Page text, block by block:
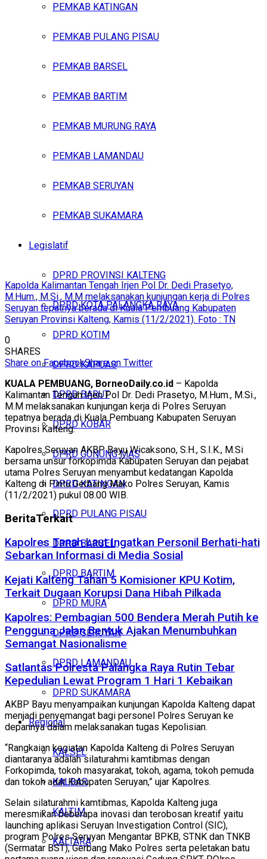
PEMKAB KATINGAN
PEMKAB PULANG PISAU
PEMKAB BARSEL
PEMKAB BARTIM
PEMKAB MURUNG RAYA
PEMKAB LAMANDAU
PEMKAB SERUYAN
PEMKAB SUKAMARA
Legislatif
DPRD PROVINSI KALTENG
DPRD KOTA PALANGKA RAYA
DPRD KOTIM
DPRD KAPUAS
DPRD BARUT
DPRD KOBAR
DPRD GUNUNG MAS
DPRD KATINGAN
DPRD PULANG PISAU
DPRD BARSEL
DPRD BARTIM
DPRD MURA
DPRD SERUYAN
DPRD LAMANDAU
DPRD SUKAMARA
Regional
KALSEL
KALBAR
KALTIM
KALTARA
Kapolda Kalimantan Tengah Irjen Pol Dr. Dedi Prasetyo,
M.Hum., M.Si., M.M melaksanakan kunjungan kerja di Polres
Seruyan tepatnya berada di Kuala Pembuang Kabupaten
Seruyan Provinsi Kalteng, Kamis (11/2/2021). Foto : TN
0
SHARES
Share on FacebookShare on Twitter
KUALA PEMBUANG, BorneoDaily.co.id – Kapolda
Kalimantan Tengah Irjen Pol Dr. Dedi Prasetyo, M.Hum., M.Si.,
M.M melaksanakan kunjungan kerja di Polres Seruyan
tepatnya berada di Kuala Pembuang Kabupaten Seruyan
Provinsi Kalteng.
Kapolres Seruyan AKBP Bayu Wicaksono, S.H., S.I.K., M.Si
bersama unsur forkopimda Kabupaten Seruyan dan pejabat
utama Polres Seruyan menyambut kedatangan Kapolda
Kalteng di Pintu Gerbang Mako Polres Seruyan, Kamis
(11/2/2021) pukul 08.00 WIB.
BeritaTerkait
Kapolres Tanah Laut Ingatkan Personil Berhati-hati
Sebarkan Informasi di Media Sosial
Kejati Kalteng Tahan 5 Komisioner KPU Kotim,
Terkait Dugaan Korupsi Dana Hibah Pilkada
Kapolres: Pembagian 500 Bendera Merah Putih ke
Pengguna Jalan Bentuk Ajakan Menumbuhkan
Semangat Nasionalisme
Satlantas Polresta Palangka Raya Rutin Tebar
Kepedulian Lewat Program 1 Hari 1 Kebaikan
AKBP Bayu menyampaikan kunjungan Kapolda Kalteng dapat
menjadi penyemangat bagi personel Polres Seruyan ke
depannya dalam melaksanakan tugas Kepolisian.
“Rangkaian kegiatan Kapolda Kalteng di Polres Seruyan
diantaranya adalah silaturahmi kamtibmas dengan
Forkopimda, tokoh masyarakat, tokoh, agama, tokoh pemuda
dan tokoh adat Kabupaten Seruyan,” ujar Kapolres.
Selain silaturahmi kamtibmas, Kapolda Kalteng juga
meresmikan beberapa inovasi dan terobosan kreatif yaitu
launching aplikasi Seruyan Investigation Control (SIC),
program Polres Seruyan Mengantar BPKB, STNK dan TNKB
(Sermatar BST), Gerbang Mako Polres serta peletakan batu